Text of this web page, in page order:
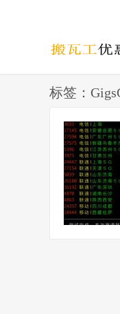
标签：